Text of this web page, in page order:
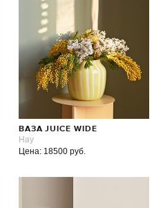
ВАЗА JUICE WIDE
Hay
Цена: 18500 руб.